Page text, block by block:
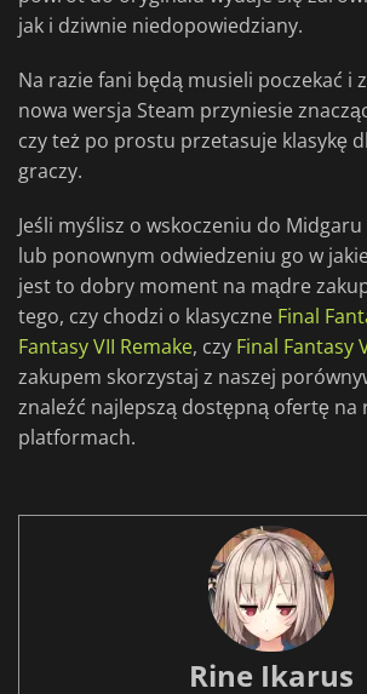
jak i dziwnie niedopowiedziany.
Na razie fani będą musieli poczekać i
nowa wersja Steam przyniesie
czy też po prostu przetasuje klasykę
graczy.
Jeśli myślisz o wskoczeniu do
lub ponownym odwiedzeniu go w
jest to dobry moment na mądre
tego, czy chodzi o klasyczne Final
Fantasy VII Remake, czy Final Fantasy
zakupem skorzystaj z naszej
znaleźć najlepszą dostępną ofertę na
platformach.
Rine Ikarus